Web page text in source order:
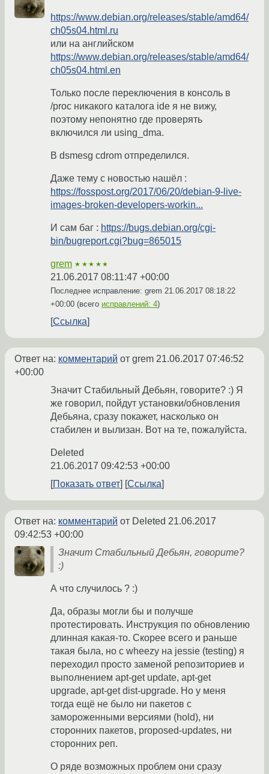
https://www.debian.org/releases/stable/amd64/
ch05s04.html.ru
или на английском
https://www.debian.org/releases/stable/amd64/
ch05s04.html.en
Только после переключения в консоль в
/proc никакого каталога ide я не вижу,
поэтому непонятно где проверять
включился ли using_dma.
В dsmesg cdrom отпределился.
Даже тему с новостью нашёл :
https://fosspost.org/2017/06/20/debian-9-live-
images-broken-developers-workin...
И сам баг : https://bugs.debian.org/cgi-
bin/bugreport.cgi?bug=865015
grem ★★★★★
21.06.2017 08:11:47 +00:00
Последнее исправление: grem 21.06.2017 08:18:22
+00:00 (всего исправлений: 4)
Ссылка
Ответ на: комментарий от grem 21.06.2017 07:46:52
+00:00
Значит Стабильный Дебьян, говорите? :) Я
же говорил, пойдут установки/обновления
Дебьяна, сразу покажет, насколько он
стабилен и вылизан. Вот на те, пожалуйста.
Deleted
21.06.2017 09:42:53 +00:00
Показать ответ
Ссылка
Ответ на: комментарий от Deleted 21.06.2017
09:42:53 +00:00
Значит Стабильный Дебьян, говорите?
:)
А что случилось ? :)
Да, образы могли бы и получше
протестировать. Инструкция по обновлению
длинная какая-то. Скорее всего и раньше
такая была, но с wheezy на jessie (testing) я
переходил просто заменой репозиториев и
выполнением apt-get update, apt-get
upgrade, apt-get dist-upgrade. Но у меня
тогда ещё не было ни пакетов с
замороженными версиями (hold), ни
сторонних пакетов, proposed-updates, ни
сторонних реп.
О ряде возможных проблем они сразу